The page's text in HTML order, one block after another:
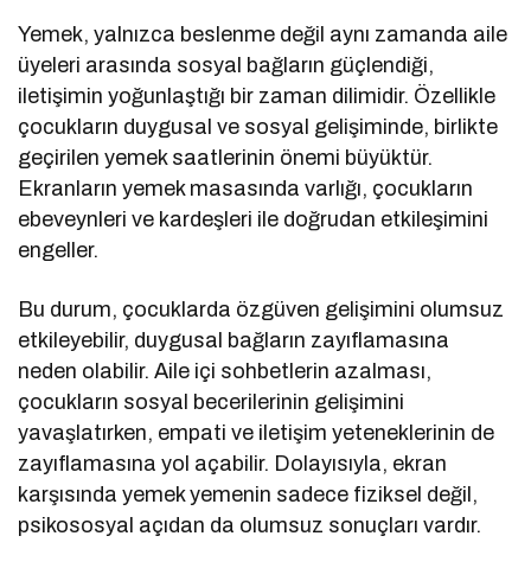
Yemek, yalnızca beslenme değil aynı zamanda aile
üyeleri arasında sosyal bağların güçlendiği,
iletişimin yoğunlaştığı bir zaman dilimidir. Özellikle
çocukların duygusal ve sosyal gelişiminde, birlikte
geçirilen yemek saatlerinin önemi büyüktür.
Ekranların yemek masasında varlığı, çocukların
ebeveynleri ve kardeşleri ile doğrudan etkileşimini
engeller.
Bu durum, çocuklarda özgüven gelişimini olumsuz
etkileyebilir, duygusal bağların zayıflamasına
neden olabilir. Aile içi sohbetlerin azalması,
çocukların sosyal becerilerinin gelişimini
yavaşlatırken, empati ve iletişim yeteneklerinin de
zayıflamasına yol açabilir. Dolayısıyla, ekran
karşısında yemek yemenin sadece fiziksel değil,
psikososyal açıdan da olumsuz sonuçları vardır.